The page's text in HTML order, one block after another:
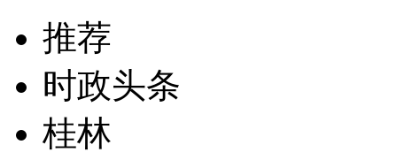
推荐
时政头条
桂林